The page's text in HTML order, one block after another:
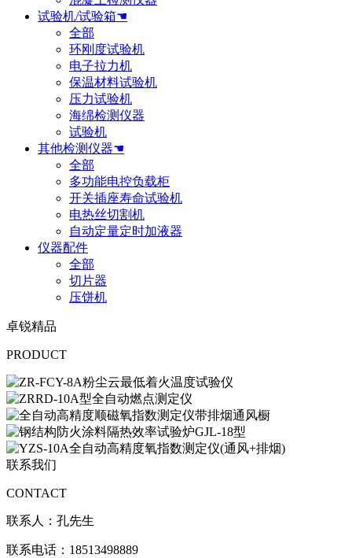
试验机/试验箱☚
全部
环刚度试验机
电子拉力机
保温材料试验机
压力试验机
海绵检测仪器
试验机
其他检测仪器☚
全部
多功能电控负载柜
开关插座寿命试验机
电热丝切割机
自动定量定时加液器
仪器配件
全部
切片器
压饼机
卓锐精品
PRODUCT
联系我们
CONTACT
联系人：孔先生
联系电话：18513498889